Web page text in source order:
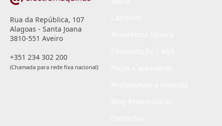
Rua da República, 107
Alagoas - Santa Joana
3810-551 Aveiro
+351 234 302 200
(Chamada para rede fixa nacional)